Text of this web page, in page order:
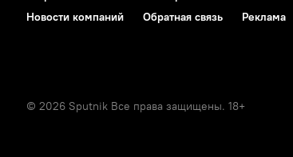
Новости компаний
Обратная связь Реклама
© 2026 Sputnik Все права защищены. 18+